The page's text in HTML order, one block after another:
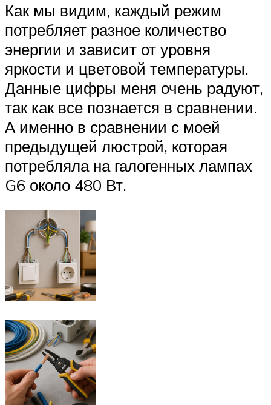
Как мы видим, каждый режим
потребляет разное количество
энергии и зависит от уровня
яркости и цветовой температуры.
Данные цифры меня очень радуют,
так как все познается в сравнении.
А именно в сравнении с моей
предыдущей люстрой, которая
потребляла на галогенных лампах
G6 около 480 Вт.